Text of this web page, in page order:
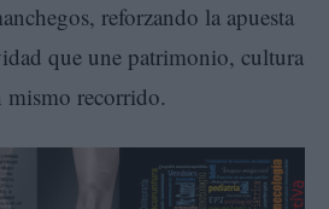
reforzando la apuesta
que une patrimonio, cultura
recorrido.